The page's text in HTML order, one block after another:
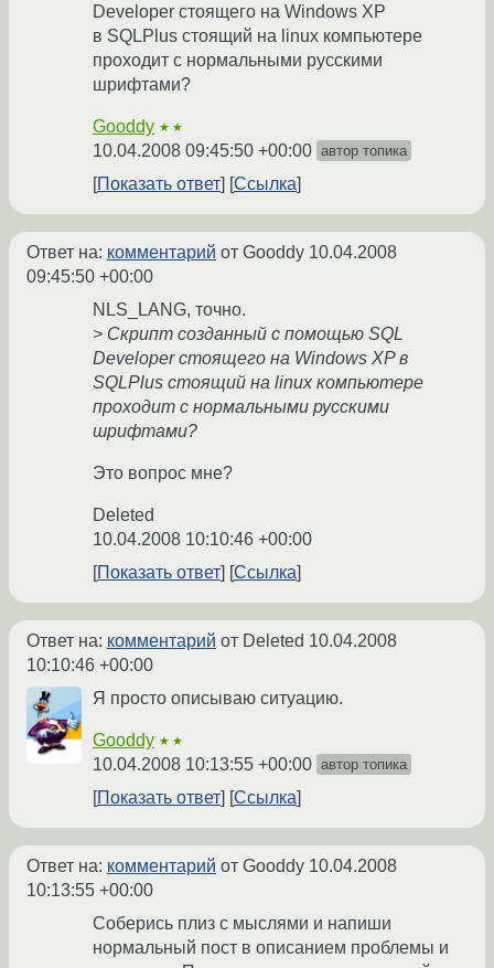
Developer стоящего на Windows XP
в SQLPlus стоящий на linux компьютере
проходит с нормальными русскими
шрифтами?
Gooddy ★★
10.04.2008 09:45:50 +00:00 автор топика
Показать ответ Ссылка
Ответ на: комментарий от Gooddy 10.04.2008
09:45:50 +00:00
NLS_LANG, точно.
> Скрипт созданный с помощью SQL
Developer стоящего на Windows XP в
SQLPlus стоящий на linux компьютере
проходит с нормальными русскими
шрифтами?
Это вопрос мне?
Deleted
10.04.2008 10:10:46 +00:00
Показать ответ
Ссылка
Ответ на: комментарий от Deleted 10.04.2008
10:10:46 +00:00
Я просто описываю ситуацию.
Gooddy ★★
10.04.2008 10:13:55 +00:00 автор топика
Показать ответ Ссылка
Ответ на: комментарий от Gooddy 10.04.2008
10:13:55 +00:00
Соберись плиз с мыслями и напиши
нормальный пост в описанием проблемы и